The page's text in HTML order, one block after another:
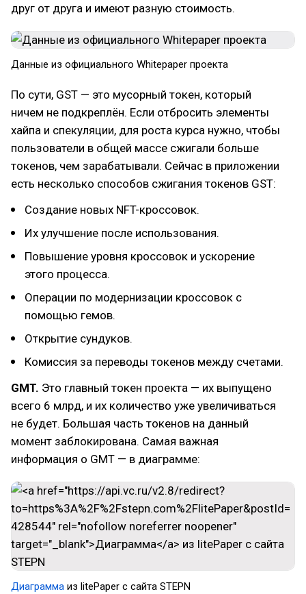
друг от друга и имеют разную стоимость.
Данные из официального Whitepaper проекта
По сути, GST — это мусорный токен, который
ничем не подкреплён. Если отбросить элементы
хайпа и спекуляции, для роста курса нужно, чтобы
пользователи в общей массе сжигали больше
токенов, чем зарабатывали. Сейчас в приложении
есть несколько способов сжигания токенов GST:
Создание новых NFT-кроссовок.
Их улучшение после использования.
Повышение уровня кроссовок и ускорение
этого процесса.
Операции по модернизации кроссовок с
помощью гемов.
Открытие сундуков.
Комиссия за переводы токенов между счетами.
GMT. Это главный токен проекта — их выпущено
всего 6 млрд, и их количество уже увеличиваться
не будет. Большая часть токенов на данный
момент заблокирована. Самая важная
информация о GMT — в диаграмме:
Диаграмма из litePaper с сайта STEPN